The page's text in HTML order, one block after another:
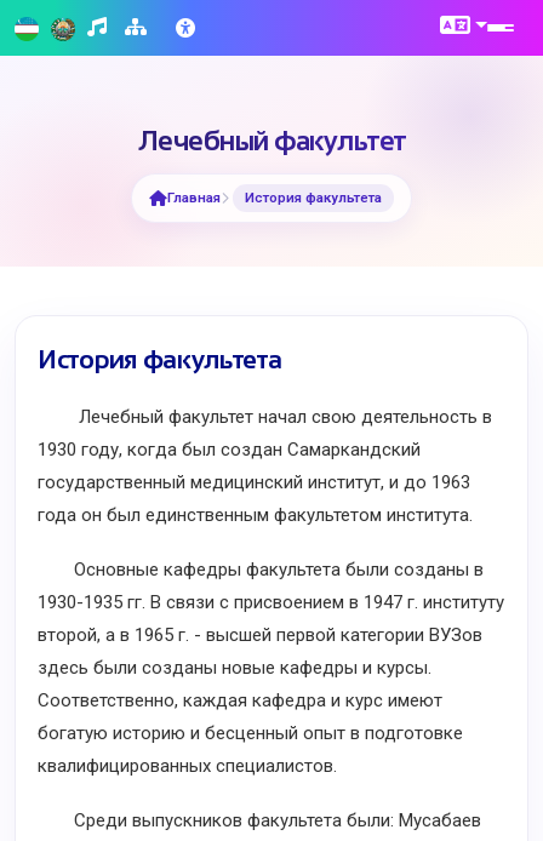
Лечебный факультет
Главная История факультета
История факультета
Лечебный факультет начал свою деятельность в
1930 году, когда был создан Самаркандский
государственный медицинский институт, и до 1963
года он был единственным факультетом института.
Основные кафедры факультета были созданы в
1930-1935 гг. В связи с присвоением в 1947 г. институту
второй, а в 1965 г. - высшей первой категории ВУЗов
здесь были созданы новые кафедры и курсы.
Соответственно, каждая кафедра и курс имеют
богатую историю и бесценный опыт в подготовке
квалифицированных специалистов.
Среди выпускников факультета были: Мусабаев